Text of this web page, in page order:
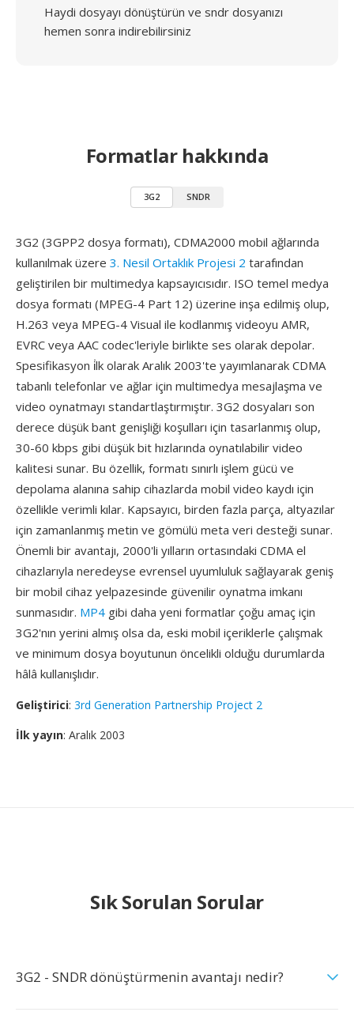
Haydi dosyayı dönüştürün ve sndr dosyanızı
hemen sonra indirebilirsiniz
Formatlar hakkında
3G2 SNDR
3G2 (3GPP2 dosya formatı), CDMA2000 mobil ağlarında
kullanılmak üzere 3. Nesil Ortaklık Projesi 2 tarafından
geliştirilen bir multimedya kapsayıcısıdır. ISO temel medya
dosya formatı (MPEG-4 Part 12) üzerine inşa edilmiş olup,
H.263 veya MPEG-4 Visual ile kodlanmış videoyu AMR,
EVRC veya AAC codec'leriyle birlikte ses olarak depolar.
Spesifikasyon i̇lk olarak Aralık 2003'te yayımlanarak CDMA
tabanlı telefonlar ve ağlar için multimedya mesajlaşma ve
video oynatmayı standartlaştırmıştır. 3G2 dosyaları son
derece düşük bant genişliği koşulları için tasarlanmış olup,
30-60 kbps gibi düşük bit hızlarında oynatılabilir video
kalitesi sunar. Bu özellik, formatı sınırlı işlem gücü ve
depolama alanına sahip cihazlarda mobil video kaydı için
özellikle verimli kılar. Kapsayıcı, birden fazla parça, altyazılar
için zamanlanmış metin ve gömülü meta veri desteği sunar.
Önemli bir avantajı, 2000'li yılların ortasındaki CDMA el
cihazlarıyla neredeyse evrensel uyumluluk sağlayarak geniş
bir mobil cihaz yelpazesinde güvenilir oynatma imkanı
sunmasıdır. MP4 gibi daha yeni formatlar çoğu amaç için
3G2'nın yerini almış olsa da, eski mobil içeriklerle çalışmak
ve minimum dosya boyutunun öncelikli olduğu durumlarda
hâlâ kullanışlıdır.
Geliştirici: 3rd Generation Partnership Project 2
İlk yayın: Aralık 2003
Sık Sorulan Sorular
3G2 - SNDR dönüştürmenin avantajı nedir?